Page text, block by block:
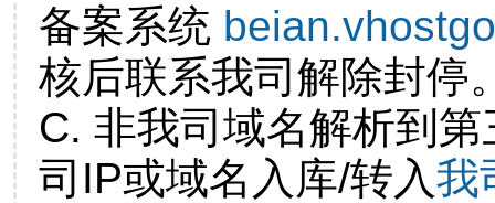
备案系统
核后联系我司解除封停
C. 非我司域名解析到
司IP或域名入库/转入我